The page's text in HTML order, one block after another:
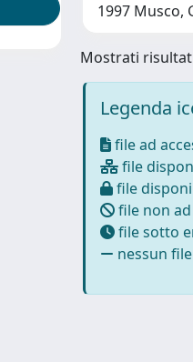
1997 Musco,
Mostrati
Legenda
file ad
file
file
file non ad
file sotto
nessun